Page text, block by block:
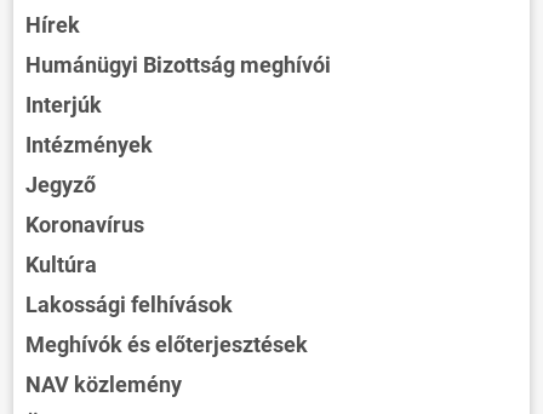
Hírek
Humánügyi Bizottság meghívói
Interjúk
Intézmények
Jegyző
Koronavírus
Kultúra
Lakossági felhívások
Meghívók és előterjesztések
NAV közlemény